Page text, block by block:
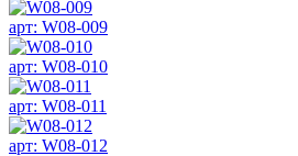
арт: W08-009
арт: W08-010
арт: W08-011
арт: W08-012